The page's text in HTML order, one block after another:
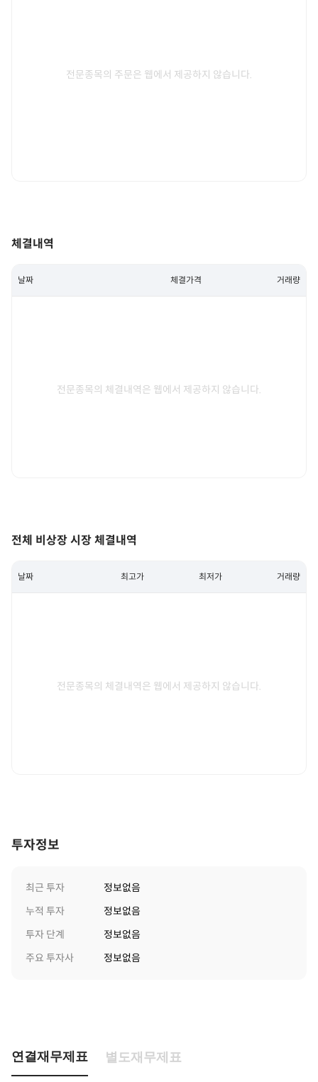
투자정보
최근 투자
정보없음
누적 투자
정보없음
투자 단계
정보없음
주요 투자사
정보없음
연결재무제표 별도재무제표
전문종목의 주문은 웹에서 제공하지 않습니다.
체결내역
날짜 체결가격 거래량
전문종목의 체결내역은 웹에서 제공하지 않습니다.
전체 비상장 시장 체결내역
날짜 최고가 최저가 거래량
전문종목의 체결내역은 웹에서 제공하지 않습니다.